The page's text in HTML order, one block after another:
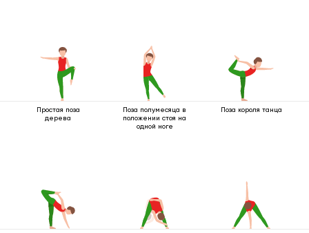
Простая поза
дерева
Поза полумесяца в
положении стоя на
одной ноге
Поза короля танца